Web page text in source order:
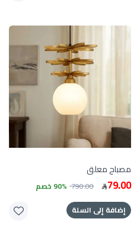
مصباح معلق
79.00
790.00 90% خصم
إضافة إلى السلة